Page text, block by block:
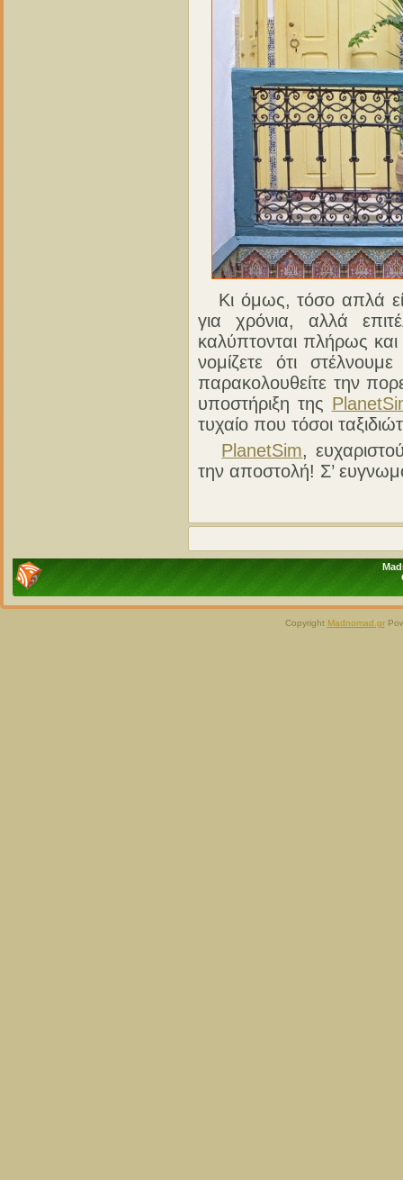
Κι όμως, τόσο απλά
για χρόνια, αλλά
καλύπτονται πλήρως
νομίζετε ότι
παρακολουθείτε την
υποστήριξη της
τυχαίο που τόσοι
PlanetSim,
την αποστολή! Σ’
Copyright Madnomad.gr